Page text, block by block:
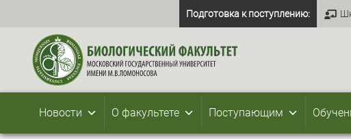
Подготовка к поступлению:
Новости О факультете Поступающим